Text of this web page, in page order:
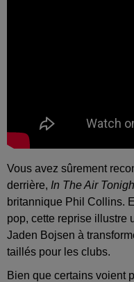
Vous avez sûrement
derrière, In The Air
britannique Phil Collins.
pop, cette reprise illustre
Jaden Bojsen à
taillés pour les clubs.
Bien que certains voient